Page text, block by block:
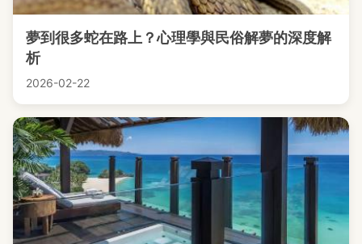
夢到很多蛇在路上？心理學與民俗解夢的深度解
析
2026-02-22